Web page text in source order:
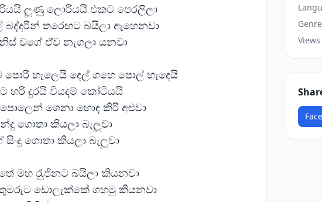
ලූණු ලොරියයි එකට පෙරලිලා
තරෙඟට බයිලා ඇහෙනවා
වගේ ඒව නැගලා යනවා
හැලෙයි දෙල් ගහෙ පොල් හැදෙයි
හරි දුරයි වියදම් කෝටියයි
ගෙනා හොඳ කිරි අළුවා
ගොතා කියලා බැලූවා
ගොතා කියලා බැලූවා
මහ රැුජිනට බයිලා කියනවා
ඩොලැක්කේ ගහමු කියනවා
Genre
Views